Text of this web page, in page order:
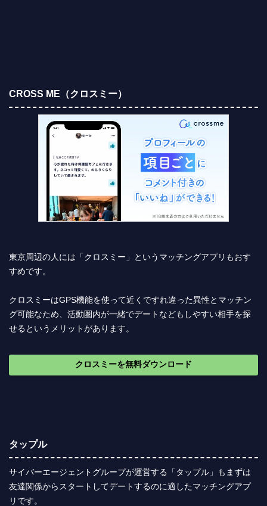
CROSS ME（クロスミー）
東京周辺の人には「クロスミー」というマッチングアプリもおす
すめです。
クロスミーはGPS機能を使って近くですれ違った異性とマッチン
グ可能なため、活動圏内が一緒でデートなどもしやすい相手を探
せるというメリットがあります。
クロスミーを無料ダウンロード
タップル
サイバーエージェントグループが運営する「タップル」もまずは
友達関係からスタートしてデートするのに適したマッチングアプ
リです。